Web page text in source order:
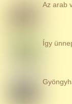
Az arab
Így